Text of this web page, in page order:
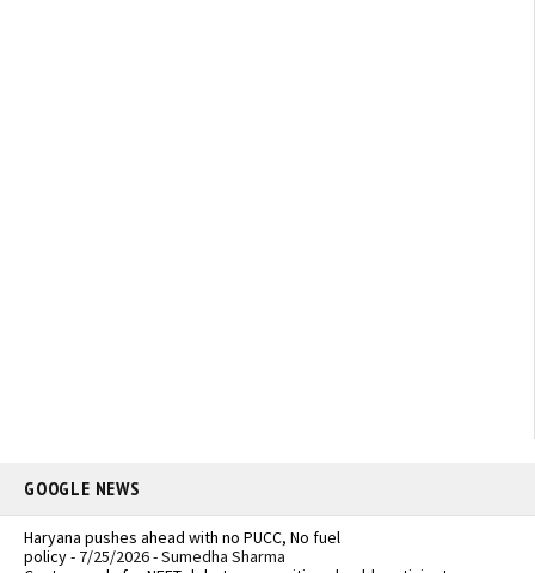
GOOGLE NEWS
Haryana pushes ahead with no PUCC, No fuel
policy- 7/25/2026- Sumedha Sharma